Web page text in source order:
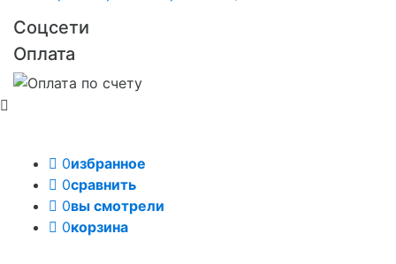
Соцсети
Оплата
0избранное
0сравнить
0вы смотрели
0корзина